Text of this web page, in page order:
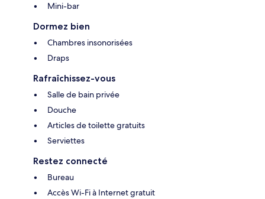
Mini-bar
Dormez bien
Chambres insonorisées
Draps
Rafraîchissez-vous
Salle de bain privée
Douche
Articles de toilette gratuits
Serviettes
Restez connecté
Bureau
Accès Wi-Fi à Internet gratuit